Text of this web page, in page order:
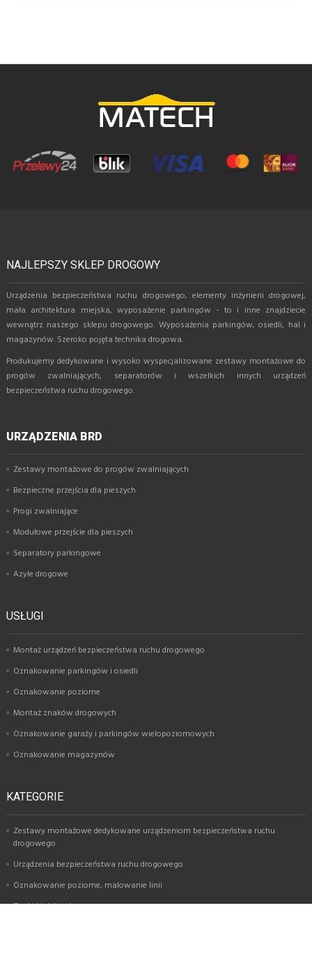
NAJLEPSZY SKLEP DROGOWY
Urządzenia bezpieczeństwa ruchu drogowego, elementy inżynierii drogowej,
mała architektura miejska, wyposażenie parkingów - to i inne znajdziecie
wewnątrz naszego sklepu drogowego. Wyposażenia parkingów, osiedli, hal i
magazynów. Szeroko pojęta technika drogowa.
Produkujemy dedykowane i wysoko wyspecjalizowane zestawy montażowe do
progów zwalniających, separatorów i wszelkich innych urządzeń
bezpieczeństwa ruchu drogowego.
URZĄDZENIA BRD
Zestawy montażowe do progów zwalniających
Bezpieczne przejścia dla pieszych
Progi zwalniające
Modułowe przejście dla pieszych
Separatory parkingowe
Azyle drogowe
USŁUGI
Montaż urządzeń bezpieczeństwa ruchu drogowego
Oznakowanie parkingów i osiedli
Oznakowanie poziome
Montaż znaków drogowych
Oznakowanie garaży i parkingów wielopoziomowych
Oznakowanie magazynów
KATEGORIE
Zestawy montażowe dedykowane urządzeniom bezpieczeństwa ruchu
drogowego
Urządzenia bezpieczeństwa ruchu drogowego
Oznakowanie poziome, malowanie linii
Znaki i tablice drogowe